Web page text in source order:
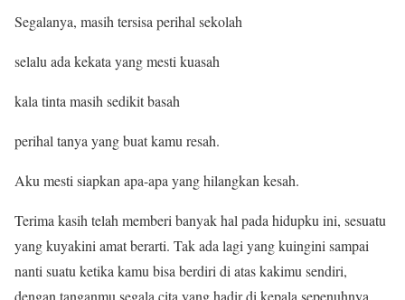
Segalanya, masih tersisa perihal sekolah
selalu ada kekata yang mesti kuasah
kala tinta masih sedikit basah
perihal tanya yang buat kamu resah.
Aku mesti siapkan apa-apa yang hilangkan kesah.
Terima kasih telah memberi banyak hal pada hidupku ini, sesuatu
yang kuyakini amat berarti. Tak ada lagi yang kuingini sampai
nanti suatu ketika kamu bisa berdiri di atas kakimu sendiri,
dengan tanganmu segala cita yang hadir di kepala sepenuhnya